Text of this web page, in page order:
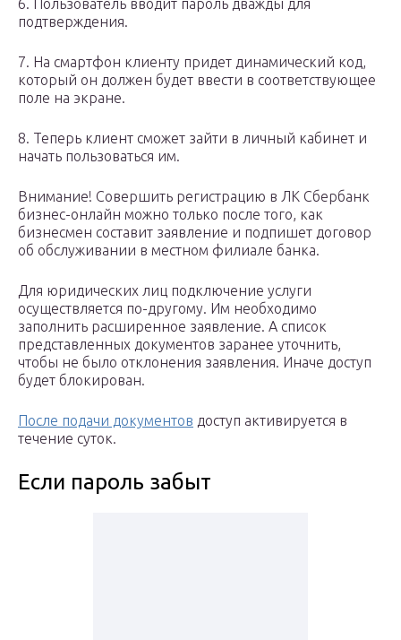
6. Пользователь вводит пароль дважды для
подтверждения.
7. На смартфон клиенту придет динамический код,
который он должен будет ввести в соответствующее
поле на экране.
8. Теперь клиент сможет зайти в личный кабинет и
начать пользоваться им.
Внимание! Совершить регистрацию в ЛК Сбербанк
бизнес-онлайн можно только после того, как
бизнесмен составит заявление и подпишет договор
об обслуживании в местном филиале банка.
Для юридических лиц подключение услуги
осуществляется по-другому. Им необходимо
заполнить расширенное заявление. А список
представленных документов заранее уточнить,
чтобы не было отклонения заявления. Иначе доступ
будет блокирован.
После подачи документов доступ активируется в
течение суток.
Если пароль забыт